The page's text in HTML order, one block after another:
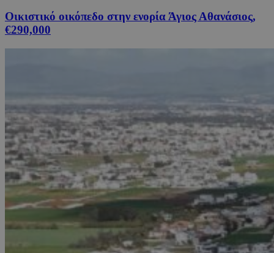
Οικιστικό οικόπεδο στην ενορία Άγιος Αθανάσιος,
€290,000